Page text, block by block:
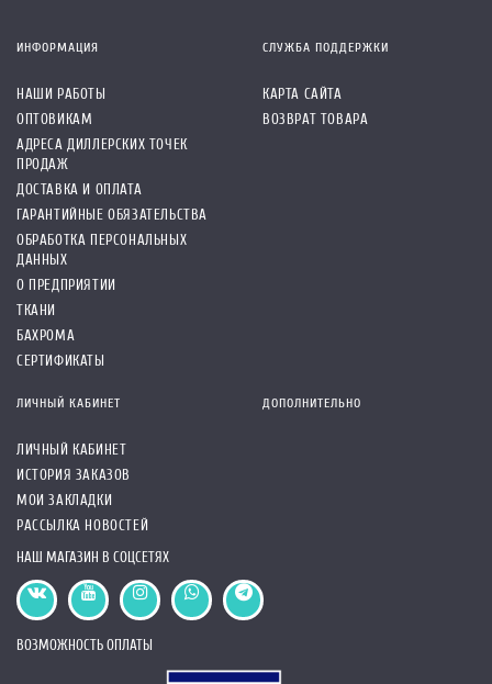
ИНФОРМАЦИЯ
НАШИ РАБОТЫ
ОПТОВИКАМ
АДРЕСА ДИЛЛЕРСКИХ ТОЧЕК
ПРОДАЖ
ДОСТАВКА И ОПЛАТА
ГАРАНТИЙНЫЕ ОБЯЗАТЕЛЬСТВА
ОБРАБОТКА ПЕРСОНАЛЬНЫХ
ДАННЫХ
О ПРЕДПРИЯТИИ
ТКАНИ
БАХРОМА
СЕРТИФИКАТЫ
СЛУЖБА ПОДДЕРЖКИ
КАРТА САЙТА
ВОЗВРАТ ТОВАРА
ЛИЧНЫЙ КАБИНЕТ
ЛИЧНЫЙ КАБИНЕТ
ИСТОРИЯ ЗАКАЗОВ
МОИ ЗАКЛАДКИ
РАССЫЛКА НОВОСТЕЙ
ДОПОЛНИТЕЛЬНО
НАШ МАГАЗИН В СОЦСЕТЯХ
ВОЗМОЖНОСТЬ ОПЛАТЫ